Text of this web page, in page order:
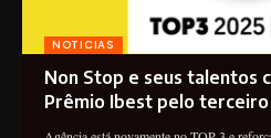
NOTICIAS
Non Stop e seus talentos
Prêmio Ibest pelo